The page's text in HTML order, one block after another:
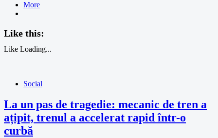
More
Like this:
Like Loading...
Social
La un pas de tragedie: mecanic de tren a
ațipit, trenul a accelerat rapid într-o
curbă